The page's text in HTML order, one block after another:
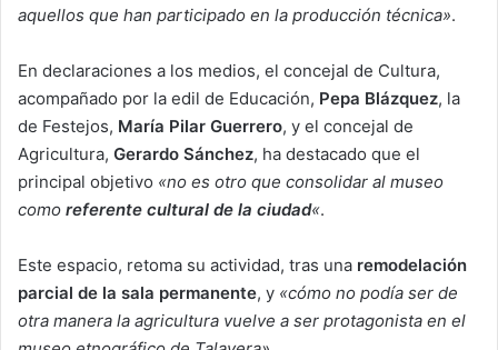
aquellos que han participado en la producción técnica».
En declaraciones a los medios, el concejal de Cultura,
acompañado por la edil de Educación, Pepa Blázquez, la
de Festejos, María Pilar Guerrero, y el concejal de
Agricultura, Gerardo Sánchez, ha destacado que el
principal objetivo «no es otro que consolidar al museo
como referente cultural de la ciudad«.
Este espacio, retoma su actividad, tras una remodelación
parcial de la sala permanente, y «cómo no podía ser de
otra manera la agricultura vuelve a ser protagonista en el